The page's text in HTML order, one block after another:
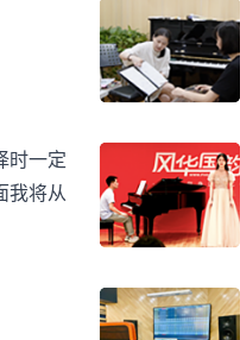
时一定
我将从